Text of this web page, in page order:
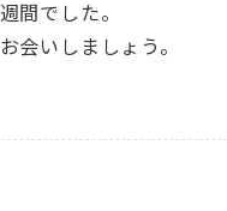
間でした。
会いしましょう。